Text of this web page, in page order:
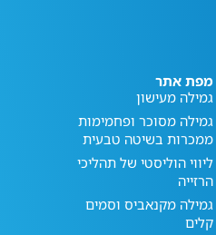
מפת אתר
גמילה מעישון
גמילה מסוכר ופחמימות
ממכרות בשיטה טבעית
ליווי הוליסטי של תהליכי
הרזייה
גמילה מקנאביס וסמים
קלים